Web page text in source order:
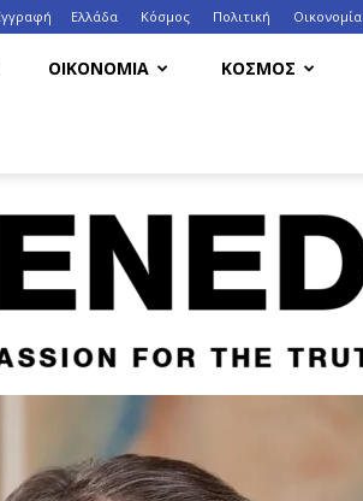
Ελλάδα Κόσμος Πολιτική Οικονομία
ΟΙΚΟΝΟΜΙΑ ΚΟΣΜΟΣ
HappenedNow.gr